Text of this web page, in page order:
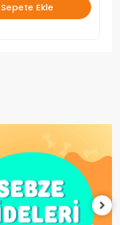
Sepete Ekle